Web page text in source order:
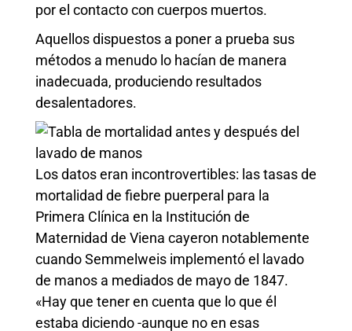
por el contacto con cuerpos muertos.
Aquellos dispuestos a poner a prueba sus
métodos a menudo lo hacían de manera
inadecuada, produciendo resultados
desalentadores.
Los datos eran incontrovertibles: las tasas de
mortalidad de fiebre puerperal para la
Primera Clínica en la Institución de
Maternidad de Viena cayeron notablemente
cuando Semmelweis implementó el lavado
de manos a mediados de mayo de 1847.
«Hay que tener en cuenta que lo que él
estaba diciendo -aunque no en esas